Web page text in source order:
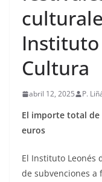
Instituto
Cultura
abril 12, 2025 P.
El importe total de
euros
El Instituto Leonés
de subvenciones a